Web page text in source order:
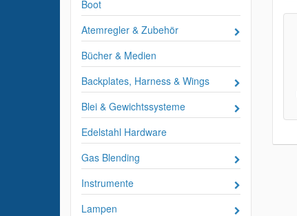
Boot
Atemregler & Zubehör
Bücher & Medien
Backplates, Harness & Wings
Blei & Gewichtssysteme
Edelstahl Hardware
Gas Blending
Instrumente
Lampen